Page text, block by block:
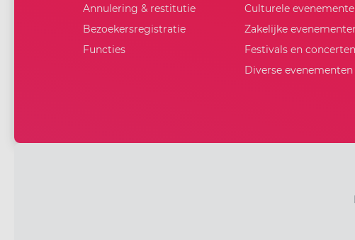
Annulering & restitutie
Bezoekersregistratie
Functies
Culturele
Zakelijke
Festivals en concerten
Diverse evenementen